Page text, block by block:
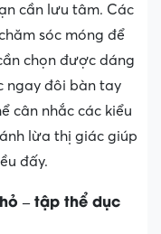
cần lưu tâm. Các
sóc móng để
chọn được dáng
ngay đôi bàn tay
cân nhắc các kiểu
lừa thị giác giúp
đấy.
– tập thể dục